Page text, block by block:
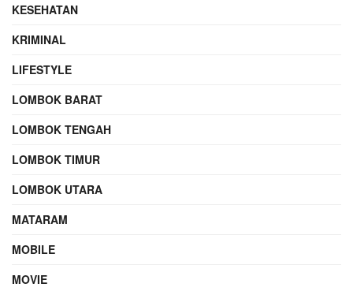
KESEHATAN
KRIMINAL
LIFESTYLE
LOMBOK BARAT
LOMBOK TENGAH
LOMBOK TIMUR
LOMBOK UTARA
MATARAM
MOBILE
MOVIE